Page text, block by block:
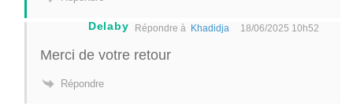
Delaby Répondre à Khadidja 18/06/2025 10h52
Merci de votre retour
Répondre